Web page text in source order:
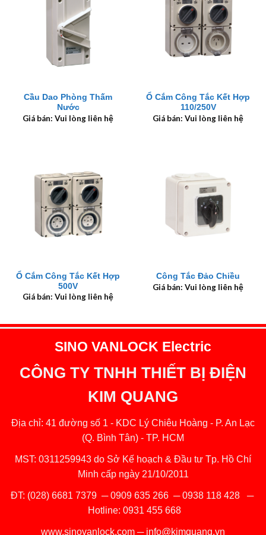
Cầu Dao Phòng Thấm
Nước
Giá bán: Vui lòng liên hệ
Ổ Cắm Công Tắc Kết Hợp
110/250V
Giá bán: Vui lòng liên hệ
Ổ Cắm Công Tắc Kết Hợp
500V
Giá bán: Vui lòng liên hệ
Công Tắc Đảo Chiều
Giá bán: Vui lòng liên hệ
SINO VANLOCK Electric
CÔNG TY TNHH THIẾT BỊ ĐIỆN
KIM QUANG
Địa chỉ: 41 đường số 1 - KDC Lý Chiêu Hoàng - P. An Lạc
(Q. Bình Tân) - TP. HCM
MST: 0311259943 do Sở Kế hoạch & Đầu tư Tp. Hồ Chí
Minh cấp ngày 21/10/2011
ĐT: (028) 6681 7379 ─0909 635 266─0938 118 428─
Hotline: 0931 455 668
www.sinovanlock.com ─ info@kimquang.vn